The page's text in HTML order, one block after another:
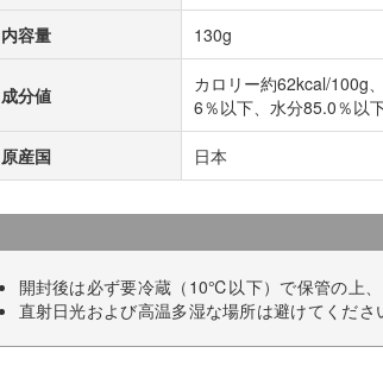
内容量 130g
成分値
カロリー約62kcal/100g
6％以下、水分85.0％以
原産国 日本
開封後は必ず要冷蔵（10℃以下）で保管の上、
直射日光および高温多湿な場所は避けてくださ